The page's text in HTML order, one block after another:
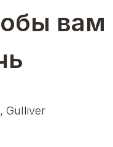
вам
Gulliver